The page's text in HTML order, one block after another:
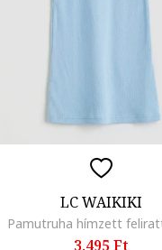
LC WAIKIKI
3.495 Ft